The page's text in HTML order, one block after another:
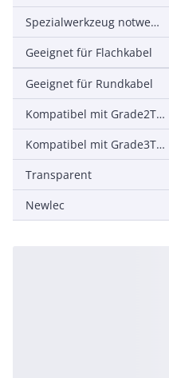
Spezialwerkzeug notwendig
Geeignet für Flachkabel
Geeignet für Rundkabel
Kompatibel mit Grade2TV nach XP-C 90-483
Kompatibel mit Grade3TV nach XP-C 90-483
Transparent
Newlec